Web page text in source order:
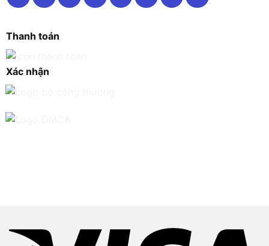
Thanh toán
Xác nhận